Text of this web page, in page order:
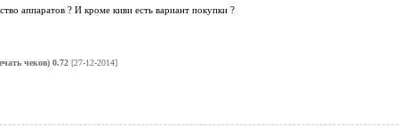
аппаратов ? И кроме киви есть вариант покупки ?
чеков) 0.72[27-12-2014]